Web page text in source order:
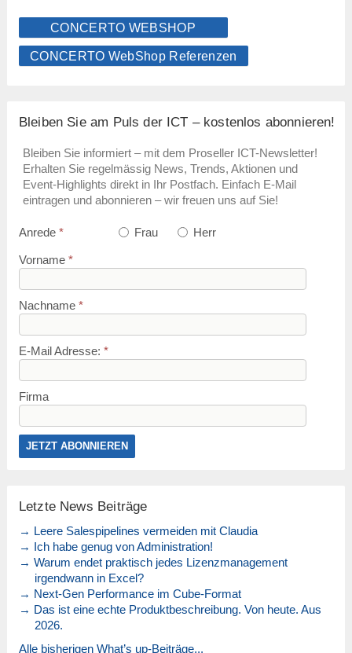
CONCERTO WEBSHOP
CONCERTO WebShop Referenzen
Bleiben Sie am Puls der ICT – kostenlos abonnieren!
Bleiben Sie informiert – mit dem Proseller ICT-Newsletter!
Erhalten Sie regelmässig News, Trends, Aktionen und
Event-Highlights direkt in Ihr Postfach. Einfach E-Mail
eintragen und abonnieren – wir freuen uns auf Sie!
Anrede * Frau Herr
Vorname *
Nachname *
E-Mail Adresse: *
Firma
Letzte News Beiträge
→ Leere Salespipelines vermeiden mit Claudia
→ Ich habe genug von Administration!
→ Warum endet praktisch jedes Lizenzmanagement
irgendwann in Excel?
→ Next-Gen Performance im Cube-Format
→ Das ist eine echte Produktbeschreibung. Von heute. Aus
2026.
Alle bisherigen What’s up-Beiträge...